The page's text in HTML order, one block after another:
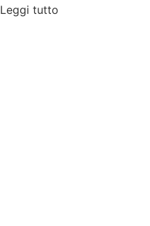
Leggi tutto